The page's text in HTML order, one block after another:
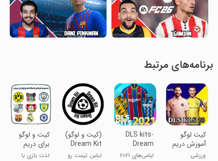
برنامه‌های مرتبط
کیت لوگو
آموزش دریم
لیگ 2023
ورزشی
DLS kits-
Dream
League Kits
لباس‌های ۲۰۲۱
‏‏‏‏‏(کیت و لوگو)
Dream Kit
لباس تیمت رو
کیت و لوگو
برای دریم
لیگ
لذت بازی با